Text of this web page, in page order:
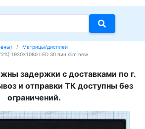
Матрицы/дисплеи
1920x1080 LED 30 пин slim new
задержки с доставками по г.
и отправки ТК доступны без
ограничений.